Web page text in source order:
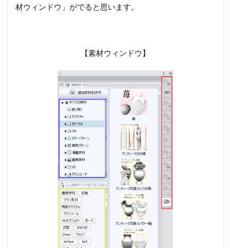
材ウィンドウ」がでると思います。
【素材ウィンドウ】